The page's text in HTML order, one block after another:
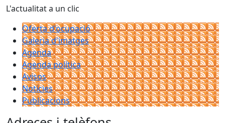
L'actualitat a un clic
Oferta d'ocupació
Galeria d'imatges
Agenda
Agenda política
Avisos
Notícies
Publicacions